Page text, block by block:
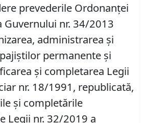
prevederile Ordonanţei
Guvernului nr. 34/2013
administrarea şi
permanente şi
şi completarea Legii
nr. 18/1991, republicată,
şi completările
Legii nr. 32/2019 a